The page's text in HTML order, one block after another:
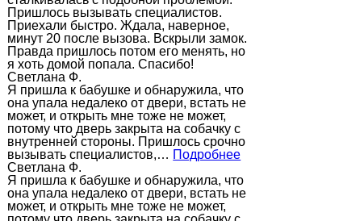
Пришлось вызывать специалистов.
Приехали быстро. Ждала, наверное,
минут 20 после вызова. Вскрыли замок.
Правда пришлось потом его менять, но
я хоть домой попала. Спасибо!
Светлана Ф.
Я пришла к бабушке и обнаружила, что
она упала недалеко от двери, встать не
может, и открыть мне тоже не может,
потому что дверь закрыта на собачку с
внутренней стороны. Пришлось срочно
вызывать специалистов,… Подробнее
Светлана Ф.
Я пришла к бабушке и обнаружила, что
она упала недалеко от двери, встать не
может, и открыть мне тоже не может,